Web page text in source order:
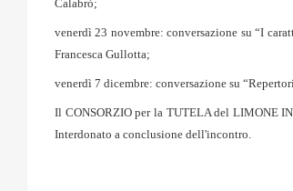
Calabrò;
venerdì 23 novembre: conversazione su “I
Francesca Gullotta;
venerdì 7 dicembre: conversazione su
Il CONSORZIO per la TUTELA del LIMONE
Interdonato a conclusione dell'incontro.